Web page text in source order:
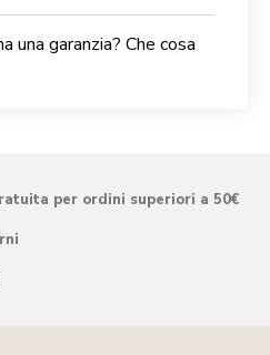
una garanzia? Che cosa
per ordini superiori a 50€